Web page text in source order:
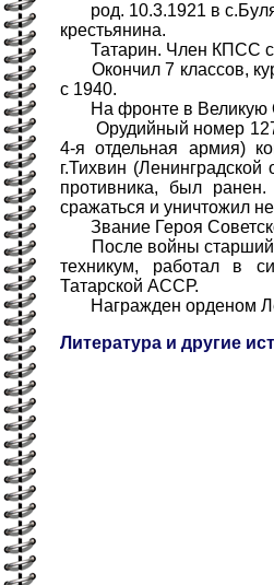
род. 10.3.1921 в
крестьянина.
Татарин. Член КПСС с
Окончил 7 классов,
с 1940.
На фронте в Великую
Орудийный номер 127-
4-я отдельная армия)
г.Тихвин
противника, был
сражаться и уничтожил
Звание Героя
После войны старший
техникум, работал в
Татарской АССР.
Награжден орденом
Литература и другие